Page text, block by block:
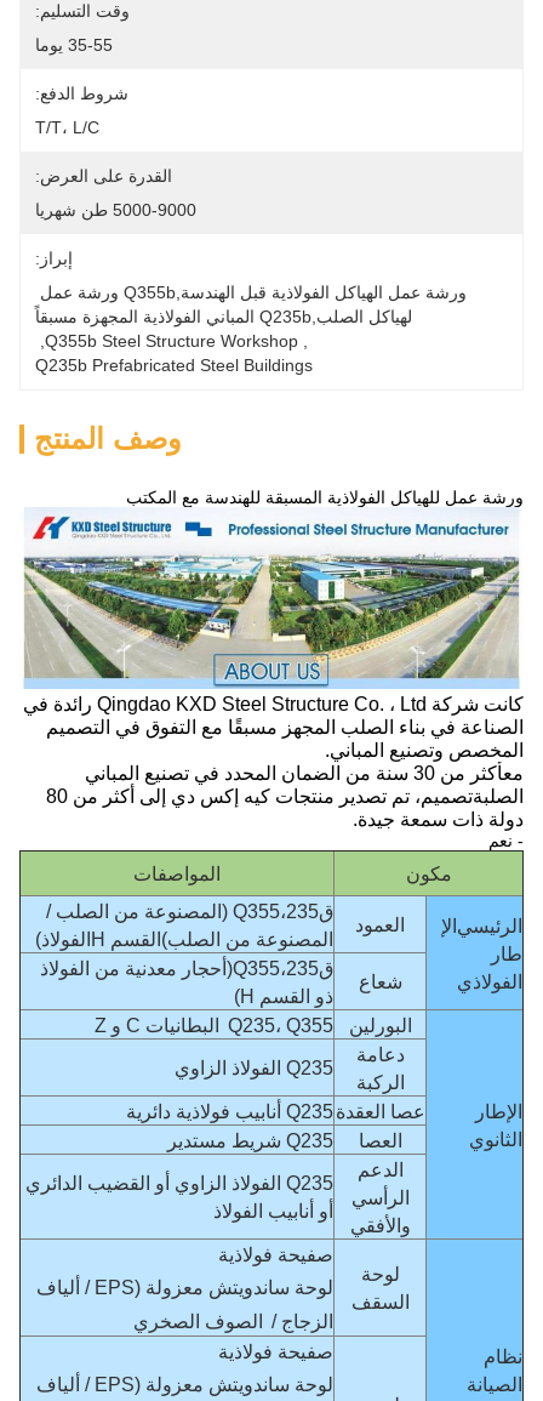
وقت التسليم:
35-55 يوما
شروط الدفع:
T/T، L/C
القدرة على العرض:
5000-9000 طن شهريا
إبراز:
لهياكل الصلب,Q235b المباني الفولاذية المجهزة مسبقاً
Q355b Steel Structure Workshop
Q235b Prefabricated Steel Buildings
وصف المنتج
ورشة عمل للهياكل الفولاذية المسبقة للهندسة مع المكتب
كانت شركة Qingdao KXD Steel Structure Co. ، Ltd رائدة في
الصناعة في بناء الصلب المجهز مسبقًا مع التفوق في التصميم
المخصص وتصنيع المباني.
مع
أكثر من 30 سنة من الضمان المحدد في تصنيع المباني
الصلبة
تصميم، تم تصدير منتجات كيه إكس دي إلى أكثر من 80
دولة ذات سمعة جيدة.
- نعم
مكون المواصفات
الرئيسي الإ
الفولاذي
العمود
ق235،
المصنوعة من الصلب) القسم H الفولاذ)
شعاع
ق235، Q355
ذو القسم H)
الثانوي
البورلين Q235، Q355
البطانيات C و Z
الركبة
Q235 الفولاذ الزاوي
عصا العقدةQ235 أنابيب فولاذية دائرية
العصا
Q235 شريط مستدير
والأفقي
أو أنابيب الفولاذ
الصيانة
السقف
صفيحة فولاذية
الزجاج /
الصوف الصخري
صفيحة فولاذية